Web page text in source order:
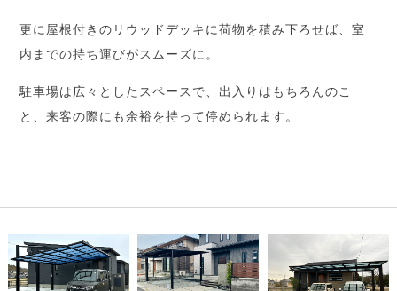
更に屋根付きのリウッドデッキに荷物を積み下ろせば、室
内までの持ち運びがスムーズに。
駐車場は広々としたスペースで、出入りはもちろんのこ
と、来客の際にも余裕を持って停められます。